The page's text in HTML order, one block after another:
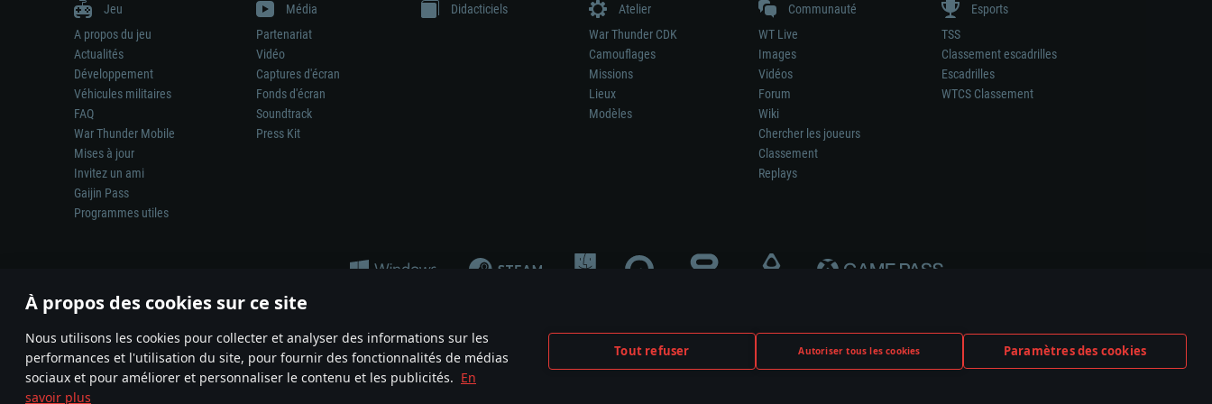
À propos des cookies sur ce site
Nous utilisons les cookies pour collecter et analyser des informations sur les
performances et l'utilisation du site, pour fournir des fonctionnalités de médias
sociaux et pour améliorer et personnaliser le contenu et les publicités. En
savoir plus
Tout refuser Autoriser tous les cookies Paramètres des cookies
Jeu
A propos du jeu
Actualités
Développement
Véhicules militaires
FAQ
War Thunder Mobile
Mises à jour
Invitez un ami
Gaijin Pass
Programmes utiles
Média
Partenariat
Vidéo
Captures d'écran
Fonds d'écran
Soundtrack
Press Kit
Didacticiels
Atelier
War Thunder CDK
Camouflages
Missions
Lieux
Modèles
Communauté
WT Live
Images
Vidéos
Forum
Wiki
Chercher les joueurs
Classement
Replays
Esports
TSS
Classement escadrilles
Escadrilles
WTCS Classement
La représentation d’une arme ou d’un véhicule réel dans ce jeu ne signifie pas la participation au développement du jeu, le sponsoring ou à l’approbation de tout fabricant d’armes ou de véhicule.
© 2011—2026 Gaijin Games Kft. All trademarks, logos and brand names are the property of their respective owners.
Termes et conditions